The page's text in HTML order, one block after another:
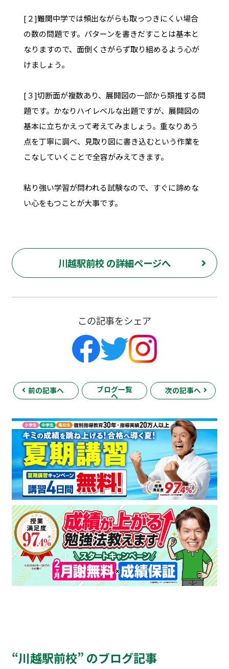
[２]難関中学では頻出ながらも取っつきにくい場合
の数の問題です。パターンを書きだすことは基本と
なりますので、面倒くさがらず取り組めるよう心が
けましょう。
[３]切断面が複数あり、展開図の一部から類推する問
題です。かなりハイレベルな出題ですが、展開図の
基本に立ちかえって考えてみましょう。重なりあう
点を丁寧に調べ、見取り図に書き込むという作業を
こなしていくことで全容がみえてきます。
粘り強い学習が問われる試験なので、すぐに諦めな
い心をもつことが大事です。
川越駅前校 の詳細ページへ
この記事をシェア
前の記事へ ブログ一覧
へ
次の記事へ
“川越駅前校” のブログ記事